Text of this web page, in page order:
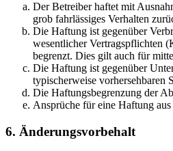
Der Betreiber haftet mit
grob fahrlässiges Verhalten
Die Haftung ist gegenüber
wesentlicher Vertragspflichten
begrenzt. Dies gilt auch für
Die Haftung ist gegenüber
typischerweise vorhersehbaren
Die Haftungsbegrenzung der
Ansprüche für eine Haftung
6. Änderungsvorbehalt